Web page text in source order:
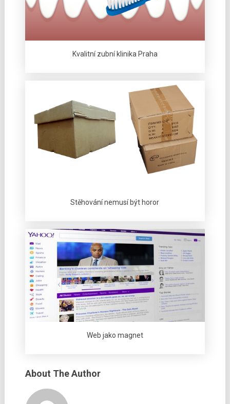
Kvalitní zubní klinika Praha
Stěhování nemusí být horor
Web jako magnet
About The Author